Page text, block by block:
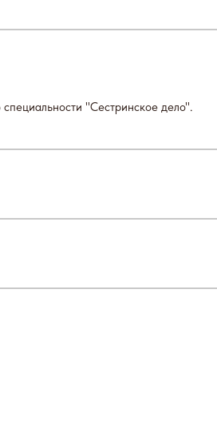
"Сестринское дело".